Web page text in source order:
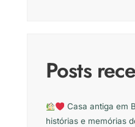
Posts
Casa antiga em
histórias e memórias